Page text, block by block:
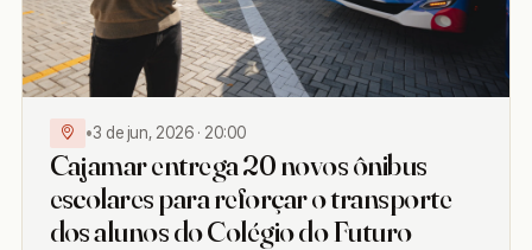
•3 de jun, 2026 · 20:00
Cajamar entrega 20 novos ônibus
escolares para reforçar o transporte
dos alunos do Colégio do Futuro